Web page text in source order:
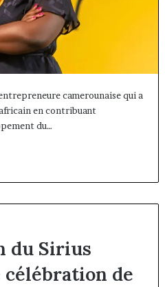
camerounaise qui a
en contribuant
du…
du Sirius
de